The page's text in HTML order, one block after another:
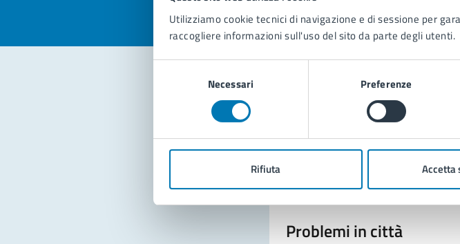
Utilizziamo cookie tecnici di navigazione e di sessione per
raccogliere informazioni sull'uso del sito da parte degli utenti.
Necessari Preferenze
Rifiuta Accetta
Contatta il comune
Leggi le domande frequenti
Prenota appuntamento
Problemi in città